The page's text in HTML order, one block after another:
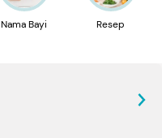
Nama Bayi Resep